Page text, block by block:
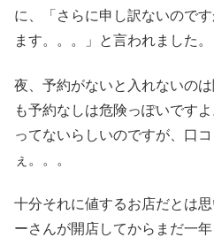
に、「さらに申し訳ないので
ます。。。」と言われました。
夜、予約がないと入れないの
も予約なしは危険っぽいです
ってないらしいのですが、口
ぇ。。。
十分それに値するお店だとは
ーさんが開店してからまだ一